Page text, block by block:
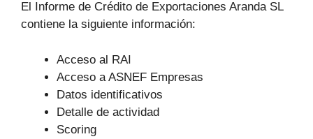
El Informe de Crédito de Exportaciones Aranda SL
contiene la siguiente información:
Acceso al RAI
Acceso a ASNEF Empresas
Datos identificativos
Detalle de actividad
Scoring